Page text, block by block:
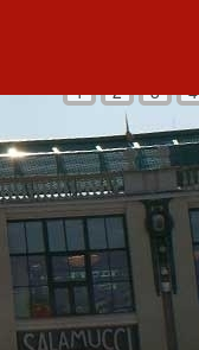
4
3
2
1